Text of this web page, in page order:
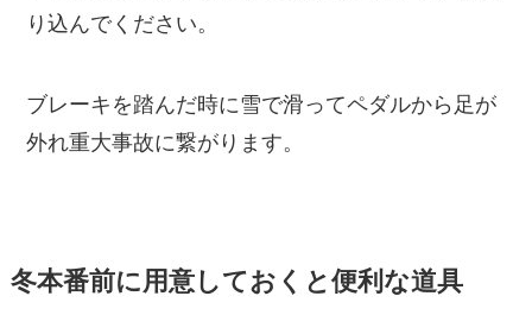
り込んでください。
ブレーキを踏んだ時に雪で滑ってペダルから足が
外れ重大事故に繋がります。
冬本番前に用意しておくと便利な道具